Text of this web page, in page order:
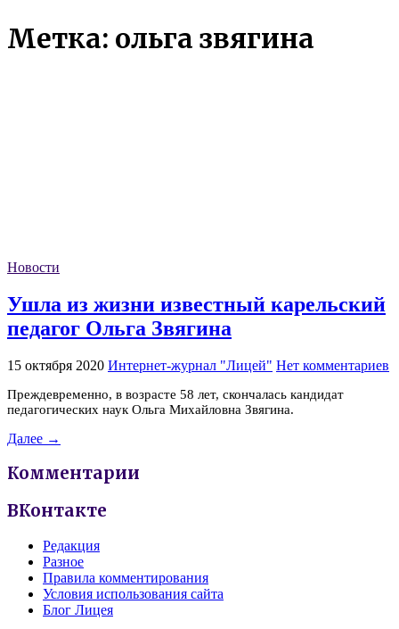
Метка: ольга звягина
Новости
Ушла из жизни известный карельский
педагог Ольга Звягина
15 октября 2020 Интернет-журнал "Лицей" Нет комментариев
Преждевременно, в возрасте 58 лет, скончалась кандидат
педагогических наук Ольга Михайловна Звягина.
Далее →
Комментарии
ВКонтакте
Редакция
Разное
Правила комментирования
Условия использования сайта
Блог Лицея